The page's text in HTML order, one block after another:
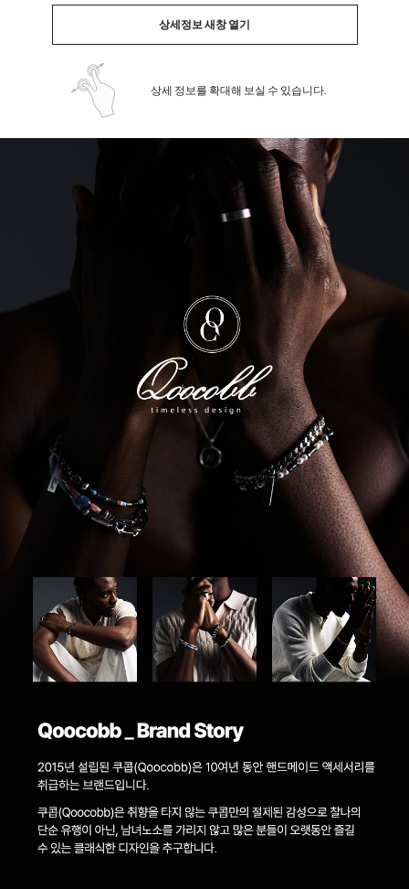
상세정보 새창 열기
상세 정보를 확대해 보실 수 있습니다.